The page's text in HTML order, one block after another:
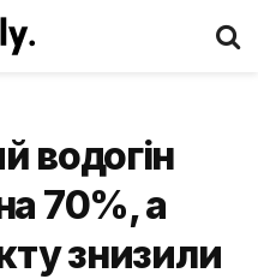
водогін
70%, а
знизили